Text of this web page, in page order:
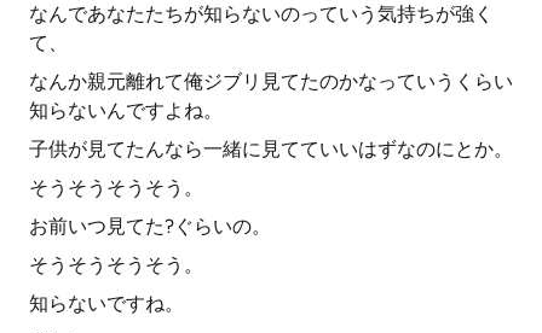
なんであなたたちが知らないのっていう気持ちが強く
て、
なんか親元離れて俺ジブリ見てたのかなっていうくらい
知らないんですよね。
子供が見てたんなら一緒に見てていいはずなのにとか。
そうそうそうそう。
お前いつ見てた?ぐらいの。
そうそうそうそう。
知らないですね。